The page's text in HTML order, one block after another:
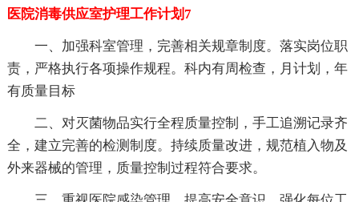
医院消毒供应室护理工作计划7
一、加强科室管理，完善相关规章制度。落实岗位职
责，严格执行各项操作规程。科内有周检查，月计划，年
有质量目标
二、对灭菌物品实行全程质量控制，手工追溯记录齐
全，建立完善的检测制度。持续质量改进，规范植入物及
外来器械的管理，质量控制过程符合要求。